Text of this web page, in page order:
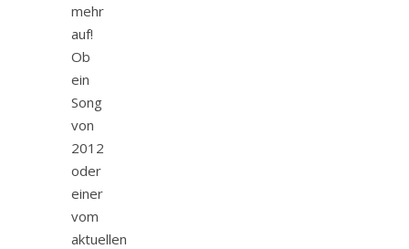
mehr
auf!
Ob
ein
Song
von
2012
oder
einer
vom
aktuellen